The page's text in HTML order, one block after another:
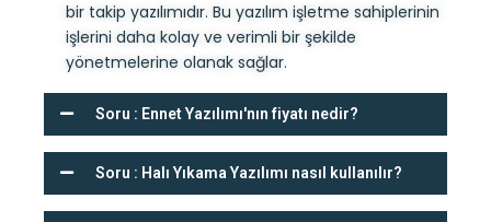
bir takip yazılımıdır. Bu yazılım işletme sahiplerinin
işlerini daha kolay ve verimli bir şekilde
yönetmelerine olanak sağlar.
Soru : Ennet Yazılımı'nın fiyatı nedir?
Soru : Halı Yıkama Yazılımı nasıl kullanılır?